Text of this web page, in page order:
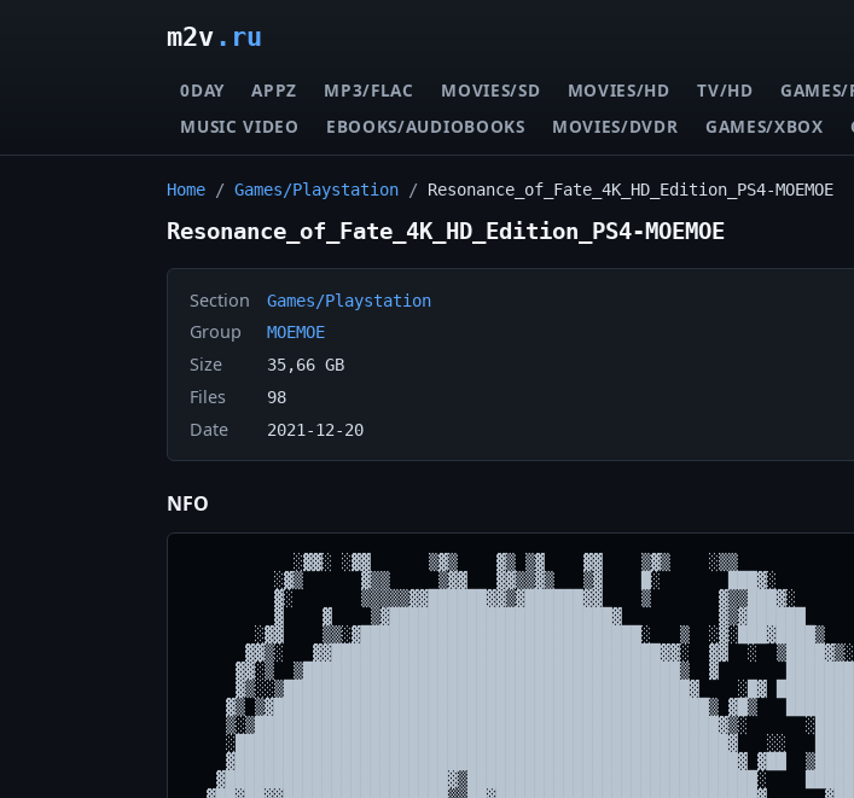
m2v.ru
0DAY APPZ MP3/FLAC MOVIES/SD MOVIES/HD TV/HD GAMES/
MUSIC VIDEO
EBOOKS/AUDIOBOOKS MOVIES/DVDR GAMES/XBOX
Home / Games/Playstation / Resonance_of_Fate_4K_HD_Edition_PS4-MOEMOE
Resonance_of_Fate_4K_HD_Edition_PS4-MOEMOE
Section Games/Playstation
Group MOEMOE
Size 35,66 GB
Files 98
Date 2021-12-20
NFO
           ░▓▓░ ░▓▓      ▒▓▒    ▓▒ ▒▓    ▓▓    ▒▓▒    ░▒▒
         ░▓▒      ▓▒▒     ▒▓▓   ▓▓▒▒▓▒   ▒▓    █░       ███▓░
         ▓░       ▒▒▒▒▒▓▓██████▓▓▒▓██████▓▓    ▒       ▓▒▒███▓░
         ▓    ▓    ▒▓███████████████████████▓          ▓▒▓██████
       ░▓▓    ▒▒░▓█████████████████████████████░   ▒  ░▓░███▓████▒
      ▓▓▒░   ▓▓██████████████████████████████████▓▓░  ▓▓  ░  ▒████▓▒░
     ▓▓░▒  ▒███████████████████████████████████████▒  ▓       ████████▓
     ▓▒░░▒██████████████████████████████████████████▓    ░█▓ ███████████
    ▓▒ ▒▓█████████████████████████████████████████████▒ ▓█▒   ███████████░
    ▒░▒████████████████████████████████████████████████▓▒░      ░█████████░
    ░███████████████████████████████████████████████████▓   ░░   ██████████
    ▓████████████████████████████████████████████████████▓ ▓██  ▒██████████▒
   ▓███████████████████████▓▒██████████████████████████████░    ████████████
  ▓██▓██▓▓█████████████████▒▒██▓███████████████████████████▓      ▓█████████▒
  ██▓▓▓▓▒██████████████████▒▒▓█▒████████████████████████████      ▓████▓███▓▒
 ██▓▓▓▓▓▒█▓▓▓██▓███████████▓ ▒█▓▓██▓██▓████▓▓▓██▓▓███████████ ░░▓██████▓▓█▓█▓
▒█▓▓█▓▓▒▓▓▓▓▓██▓█▓███▓████▓▓  ██▒███▓█▓▓███▓▓▓▓█▓▓▓██████████▒▒▒▒███▓███▓█▓▓▓▒
▓█▓██▓▓▓▓█▓▒▒██▓▓▓██▒▓▓███▒▓░ ░█▒▓███▓█▓▓███▓▓▓███▓▓▓█████▓██▓░▒ ░██▒▓▓█▓▓█▓▓▓
▓███▓▓█▓███▓▓██▓▓███▒▓████▒▓   ██ ████▓█▓█████▓▓██▓█▓▓████▓███░░▒███▓▒▓▓▓▒██▓█
▓███▓███▓██▓████▓███▒█████▒▓   ▒█▒ ████████████▓▓███▓▓██▓█▒███▒ ▓████▓▓█▓▓▓███
▓███████▓██▓█████▓██▒██▓██▒▓    ██ ▒█▓█████▓████▓████▓██▓▓▒███▓▒█████▓▓▓██▓███▒
████████▓███████████ ▓█▓▓█▒▓    ▒█░ ▓█░█████▒████▓███▓██▓▓▓███████████▓███▓███▒
█████████████████▓██▓░█▓▓█▒░░    ██░ █▓ ░████▒▓█████████▓█████████████████████▓
████████████████▓ █████▒░█▒      ░█  ░▓▓▒▓██████████████▓█████████▓███████████▓
█▓█████████████▒▒ █████▓ ▒░       ▓▒ ▓███████▒░▓████████▓█████████▒████████████
▓ █████████████▓  ████░█▓          ▒▓█▓▓█████▒▒▒█▓████████████████▒████████████
  ██████████████  ▒█████            ▒░ ░████████▒ ████████████████▒████████████
  ██████████████   ▒███▓                ██▓████   ██████████████▓█▓████████████
  ██████████████ ░▓░▒▓▒                  ▓▓▓▓█   ▒██████████████▓█▓████████████
  ██████████████▒▓▓▓░                     ▒▓▒    ▓████████████░█▓████▓▓████████
 ░██████████████▒ ░░░░░░ ▓▓            ▒▒▓▓▒▒▒▒░ ████████████  ██████▒ ████████
 ▓████████████▓██        ▒█           ░▒▒▓▒▒▒▒▒░░███████████   ██▒██▓  ████████
 ██████████████▓█                           ░░  ░███████████░  ██      ░███████
▒██████████████ ██                              ▓██▓████████░░ ▓█▓  ░░  ███████
████████████▒█▓ ▓██▓                           ░█▓▓▒████████    ██  ░░   ██████
████████████▒█░  ████▓       ░▒              ▓▓▓▓▒░▓████████    ▒█▓▒▒▒▒░ ▒▓▓▓██
███████████▒▒█   ▒█████▓                  ▓██▓▒▓▒▒▒▓███████▓ ▒▒▒            ░▒█
███████████ ░▒▓   ████████▒           ▒▓███▒   ▓▒▒▒▓███████▓░       ░▒▓▓▓██▓▓▓█
██████████▓ ░ ▒   ░███████▓▒█▒  ░░▓▓▓███▓     ░▓▒▒▓████████       ▓███▓▓▓▓▓▓███
██████████   ▒██   ▓███████░█████▓▓▓▓▓░       ▓▓▒▒████████      ▓█▓▓▓▓▓▓▓▓▓▓▓██
█████████▒ ░█████ ▒▒███████▓▓▓▓█▓█▓▓▒        ▓▓▒▒████████      ██▓▓▒▒▒▓▓▓▓█▓ ▓█
█████████ ▒██████  ▓██████▓▒▓▓█▓▓█▓         ▒▓▓▓▓██████▓       ██████▓▒▒▓▓█▒  █
████████▒ ██████▒   ██████▒▒▒█▓ ░██        ▒█▓ ▓█████▓▒▒    ░▓▒▒███████▓▒▒▓█▒
████████ ▓████▓      █████▒▒██   ▓█░     ░▒▒   ▓█████▒▓▒▒▓▓▓▓▓▓▒░████████▓▓█▒
███████▒ ██████  ░█▓░▓████▒▓██    █▓           █████▒▒▓▓▒ ░▒▒▒▒▒▓█████████▓
███████ ░███████  ██▒▓████░███    ██████▓     ░████▒▒▒▒   ▒████████████████
██████  ▓████████  ▓▒▓███▓▒███  ▓████████▓    ████▓▒▒▒▒▒▒ █████████████████▒
█████▓  ████████▓  ▒▒▓███░████ ███████████░   ████▒▒▓▒▒▒▒▒█████████████████▓
█████░ ▒████████   ▓▒░███ █████████████████   ███▒  ▓▓▒▒▒░█████████████████▓
████▓  ██████████▒▒▓  ███ ██████████████████▒███▓▒   █▓▓▒ ██████████████████
████   ████████████▓  ██▓▒██████████████████████▒▓   ▓▓░  ██████████████████░
███░░▓█████████████▓ ▒██▓▓██████████████████████▒▓      ▒███████████████████▒
███▓███████████████  ▒██▒▓██████████████████████▓     ▒█████████████████████▓
██████████████████   ▓██▒██████████████████████▓    ▓███████████████████████▒
██████████████████   ███▒██████████████████████▓   ▓████████████████████████░
█████████████████    ███▒▓█████████████████▒███▓▒▒▒████████████████████████▓
▓▒███████████████    ███▒  ▓██████████████▒▒██▓█▓▒████████████████████████▓
  ██████████████     ▓██▓     ▒▓████████▓  ██  ▓▓█████████████████████████
  ▓█████████████     ▓██▓                 ██▓ ▓██████████████████████████
▓█░░▒▓██████████      ██▓                 ██  ███████████████████████████░
        ▓████████▒▓▒  ███                ▓█▒  ████████████████████████████
   ░░   ▒ ▓  ▒▓▒▓█▓▓▓▒███                ██   ▒███████████████████████████
▒▓▓▓▒  ▒▒▓░  ░▓▓▒▓█▓▓▒▓██▓▓░            ░█▓▒██████████████████████████████░
▒▓▓▒▒██▓▓▓  ▒▓▓█▒▒▓▓▓▓▒██▓▓██▓        ▒▒██▓█▓    ▒███████████████████████░
  ░▒▓░▒▓▓▓█▓▓▓▓▒▒▓█▓█▓▓▓██▒▓▓██▓   ░▓██▓██▓▒     ▓▓▒   ▒████▓███████▓▓▒░
  ▒▓▓     ░▓▓▓▓▓▓█▓▒░ ▒░██▒▓▓▓▓██▓▓██▓▓▓██▓▒    ▓     ▒ ▒█▒  ▒▒▓▓▓▒▒▒
   ▒▓       ▒▓▒▒▓▒     ░ █▓▒▓▓▓▓▓▓▓▓▓▓▓▒█▓▓█▓▒▓▓▓▒░ ▓█▓ ▓▓   ▓▒▒▒▓▓▓▒
   ▓▒       ░▓▒▒▓      ░ ▓█▒▓▓▓▓▓▓▓▓▓▓▓▓▓▓▓▓▓██▓▓████▒  ▓    ▓▓▒▒▒█▓░
   █        ▒▓▒▓▓       ▓ █▓▒▓▓▓▓▓▓▓▓▓▓▓▓▓▓▓▓▓▓▓▓████     ▓▓▓▓▓▒▒▒█▓
  ▓█        ▓▓▒█▒       ▓  █░▒▓▓▓▓▓▒▒▒▓▓▓▓▓▓▓▓     ▒▓█▓▒ ▓██▓▓█▓▓▓▓▓
  ▓▒        ▓▓▓█        ▒▓ ▒█░▓▒░▓▓▓▓▒▒▒▒▒▒▓█        ▒▓▓▓▓▓▒▒▒▒▒▒▒▒ ▒
  █         ▓▒█▓        ▓░   ▒ ▒  ▒▓▓▓▒▒▒▒▒▓▓         ▓▒▒▓▒▒▒▒▒▒▒▓▓ ▒█
 ▓▓         ▓▓█         ▓       ░   ░▓▓▒▒▒▓▓          ▓▒▓▓▒▒▒▒▒▒▓▓   █▒
 █         ░▓█▓       ░▓▓             ▓▓▒▒█░         ▒▓▓▓▒▒▒▒▒▒▓▒  ░▓█▓▒
▓▒         ▒▓█       ▓█▓▓▓▓░           ▒▒▓▓          ▓▓▓▒▒▒▒▒▓▒  ░▓  ▓▓▒
█          ▓█▓       █▓░░▒▓▓▓▓▒         ▓█          ░▓█▒▒▒▒▒░   ▓█  ▓▒▒▓▓
           ▓█▒        ▒▓▒              ▒█░          ▓█▒▒▒▒▒▒░▓▓▓▓ ▒█▒   █▓
          ░▓█       ░▓░▒██▒     ░░▒▒▒▓▒█▓          ▒█▒▒▒▒▒▒▓▓▓  ░▓▓      ▓█
          ▓▓█      ▒█▓▒ ▒█▓▓▓▓▓▓▓▓▓▒▒▒▓█          ░█▓░▒▒▒▒▒░ ░▓▓▓         ██
         ▓▓█▒     ▓█▓    ░▒▒▒▓▓▓▓▓▓▒▒▒█           █▓░▒▒▒▒▓▓▓▓▓░            █▓
        ▓▓▓      ▓█░        ░      ▒▒▓▓          █▓▒▒▒▓▓▓▒▒▓    ░▒         ▓█
       ▓▓▒      █▒                ░▒▓▓          █▓▒▒▓▓▒  ░▒   ░▒           ▒█
      ▓█   ░▒▓▓▒                  ▓▓█          ██░▒▒▒   ▓▓   ░    ▒▓░      ░█▓
    ▓▓▒  ▒▓█▓░                   ▓█▓          ▓█▒▒▒   ▓█▒      ▒▓▓░         █▓
   ▓▓ ░▓▓▓▓      ░              ▓█▓          ▓█▒▓░  ▒█▓     ░▒▒▒░           █▓
▓██▓▓█▓▒         ▓░  ░         ▓█▓          ▓█▒▒  ▒██░    ░▒▓▓▒░            ██▒
▓░               ▓▒▒ ▓       ░▓█▓          ▒█▓▒ ░▓█▒   ░▒▓▓▓▓░              █▓▒
        ░        ▓▒▓ ▒▓     ░██▓          ░█▓▒▒▓▓▓  ░▓██▓▓                  ██▒
         ▒       ▓▒▓▓ ▓    ▓██▓          ░██▒▒▓▓▒░▓▓█▓▒                    ░██▒
          ▓▒     ▓▓▒█▒▓▒  ▓██▓          ░▓█▒▒▒▒▓▓▓▓▒    ░░░                ░▓█▒
  ░░▒░     ▒█░   ░▓░▓▓▓▓ ▓▓█▓          ░▓█▒▓▓▓▓▓▒▒░░░░                     ░▓█▓
     ░▓▓▓░   ▓▓   ▓ ▓▓▓▓▓▓██          ▒▓█▓▓▓▓▒▒▒▒▒░                        ░▓█▒
        ░▓▓▓░ ▓█▒ ▒ ▒▓▓▓▓▓█          ▓▓█▓▓▒▒▒▒▒▒▒▒▓▒▓▒▒▒▒░░                ░▓█▒
▒▒▒▓▒▒▒▒░░▒▓▓▓▓▓█▓▓▒ ▓▓▓▓█▓        ░▓▓█▓▓▓▓▓▓▓▓▓▓▓▓▓▒░   ░░░░░              ▓█▒
▓▓▓▓▓▓▓▓▓▓▓▓▓▓▓▓▓▓▓▓▓▓▓▓▓▓        ▒▓▓▓▓▓▓▓▓▓▓▓▓▓▓▓▓▓▓▓▓▓▓▓▓▓▓▓▓▓▓▓▓▓▒▒▒▒░   ▒▓▒
▒▒▒▒▒▒▒▒▒▒▒▒▒▒▒▒▒▒▒▒▒▒▒▒▒        ░▒▒▒▒▒▒▒▒▒▒▒▒▒▒▒▒▒▒▒▒▒▒▒▒▒▒▒▒▒▒▒▒▒▒░░░░    ░▒░
░░░░░░░░░░░░░░░░░░░░░░░░         ░░░░░░░░░░░░░░░░░░░░░░░░░░░░░░░░░░░░        ░


        ▄▄▄                        ▒███▓▒                         ▓██▓
      ██▀▀██                    ▒███▀▀▀████▓                    ███▀▀███▒
    ███▒   ██    ██████       ████        ████         ███████▓███    ░███░
   ███     ░██  ██▓  ▓██░    ███            ▒███     ▓███    ▓█▓█        ██▓
  ██▒       ██▓██░     ██   ██▓               █▓█   ▓█▓        ██         ██
 ██▒         █▓██      ▒██  ██                  ██  ██                    ▓██
░██          ███        ██  █                    ██ ██                    ██
██            ██       ▄██▄▄▄▄█▓        ▓        ▓█ ██           ██████████░
██            ██       █▒░              █       ▀▀▀▀▀▀▀ ▀           ▒████
▒█▓           ██        █▒░             █▒                             ██
 ██            ▓                        █▓             ▒███▒░          ███▒
  ██░             ▄                     ██             ███       ▒███████████
   ███      ▄▄   ▒█    ▄▄▄▄▄█░          ██      ▄▄▄▄▄▄██░        ░█        ▒██
  ▓████     ▒█   ░█     ██  ██           █       ███ ▒██          ▀█        ░█
 ▓██        ░█    █    ░██  ▓██          ▄      ▓██  ▒██                     █
  ██         ██  ██    ██     ███              ███    ███                   ▒█
  ▒█▓         ███▓██████▒      ▓███▓▒       ▒███▓      ████▒   ░▒█         ░██
   ▓█         █▓                  ▓█████▓█████░          ░████████▒          █
   ▓█         █▒                   ▒███▓▒                    ░░▓█▓          █
   ▒█         █░                ▒███▀▀▀████▓                    █▒   ▄    ▄█
   ▒█         █  ██████       ████        ████         ██████████▀▀ ▀     █
   ░█         █ ██▓  ▓██░    ███            ▒███     ▓███       █░       ██▓
  ███▄▄▄ ▄    ███░     ██   ██▓               █▓█   ▓█▓         ▄         ██
 ██▓▓▒░       ██       ▒██  ██                  ██  ██                    ▓██
░██           █         ██  █                    ██ ██                    ██
██            █        ▄██▄▄▄▄█▓        ▓        ▓█ ██           ██████████░
██            █        █▒░              █       ▀▀▀▀▀▀▀ ▀           ▒████
▒█▓           █         █▒░             █▒                             ██
 ██          ▀                          █▓             ▒███▒░          ███▒
  ██░             ▄                     ██             ███       ▒███████████
   ███      ▄▄   ▒█    ▄▄▄▄▄█░          ██      ▄▄▄▄▄▄██░        ░█        ▒██
  ▓████     ▒█   ░█     ██  ██           █       ███ ▒██          ▀█        ░█
 ▓██        ░█    █    ░██  ▓██          ▄      ▓██  ▒██                     █
  ██         ██  ██    ██     ███